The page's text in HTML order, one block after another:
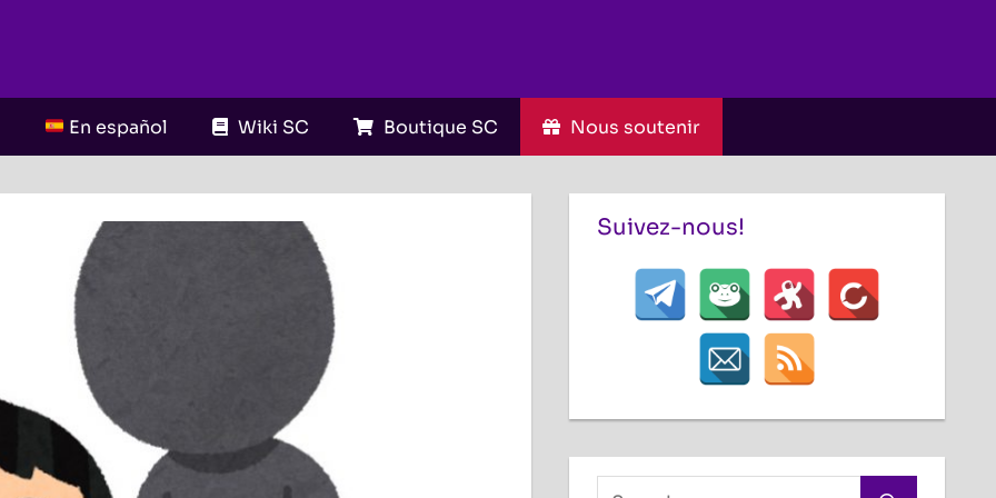
En español Wiki SC Boutique SC Nous soutenir
Suivez-nous!